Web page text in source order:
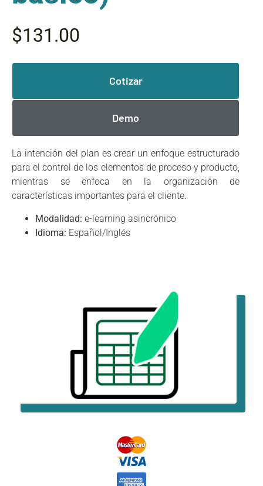
$131.00
Cotizar
Demo
La intención del plan es crear un enfoque estructurado
para el control de los elementos de proceso y producto,
mientras se enfoca en la organización de
características importantes para el cliente.
Modalidad: e-learning asincrónico
Idioma: Español/Inglés